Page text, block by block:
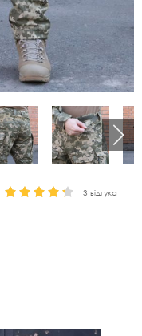
3 відгука